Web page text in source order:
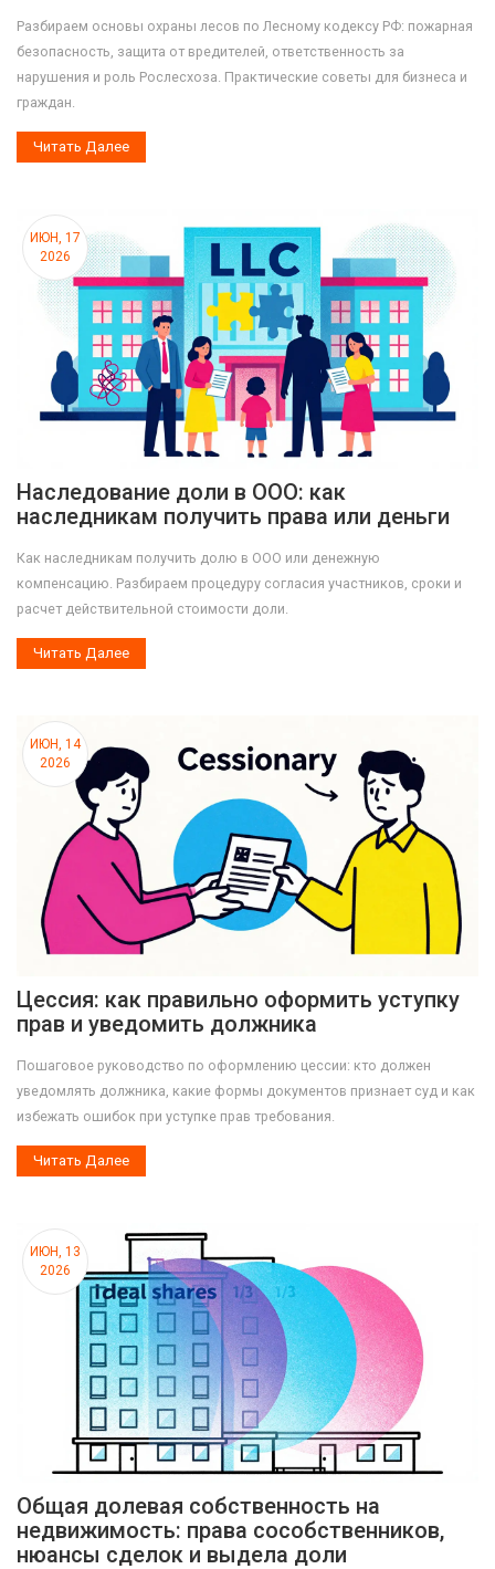
Разбираем основы охраны лесов по Лесному кодексу РФ: пожарная
безопасность, защита от вредителей, ответственность за
нарушения и роль Рослесхоза. Практические советы для бизнеса и
граждан.
Читать Далее
ИЮН, 17
2026
Наследование доли в ООО: как
наследникам получить права или деньги
Как наследникам получить долю в ООО или денежную
компенсацию. Разбираем процедуру согласия участников, сроки и
расчет действительной стоимости доли.
Читать Далее
ИЮН, 14
2026
Цессия: как правильно оформить уступку
прав и уведомить должника
Пошаговое руководство по оформлению цессии: кто должен
уведомлять должника, какие формы документов признает суд и как
избежать ошибок при уступке прав требования.
Читать Далее
ИЮН, 13
2026
Общая долевая собственность на
недвижимость: права сособственников,
нюансы сделок и выдела доли